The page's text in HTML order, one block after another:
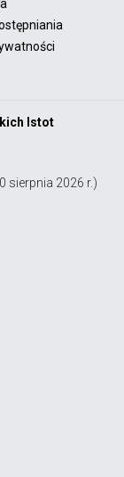
Istot
sierpnia 2026 r.)